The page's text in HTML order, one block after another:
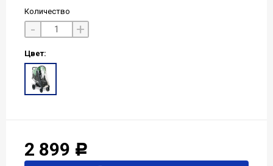
Количество
- +
Цвет:
2 899 Р